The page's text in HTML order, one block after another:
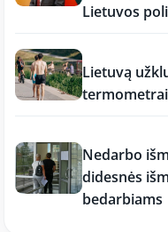
Lietuvos
Lietuvą
Nedarbo
didesnės
bedarbiams